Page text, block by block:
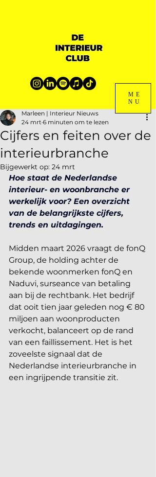
ME
NU
Cijfers en feiten over de
interieurbranche
Marleen | Interieur Nieuws
24 mrt 6 minuten om te lezen
Bijgewerkt op: 24 mrt
Hoe staat de Nederlandse
interieur- en woonbranche er
werkelijk voor? Een overzicht
van de belangrijkste cijfers,
trends en uitdagingen.
Midden maart 2026 vraagt de fonQ
Group, de holding achter de
bekende woonmerken fonQ en
Naduvi, surseance van betaling
aan bij de rechtbank. Het bedrijf
dat ooit tien jaar geleden nog € 80
miljoen aan woonproducten
verkocht, balanceert op de rand
van een faillissement. Het is het
zoveelste signaal dat de
Nederlandse interieurbranche in
een ingrijpende transitie zit.